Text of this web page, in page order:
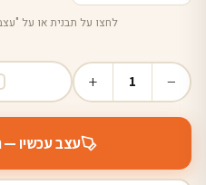
לחצו על תבנית או על
−
1
+
עצב עכשיו —